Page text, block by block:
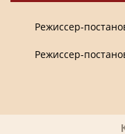
Режиссер-
Режиссер-